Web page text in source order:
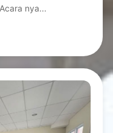
nya...